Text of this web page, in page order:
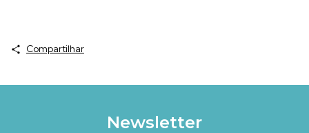
Compartilhar
Newsletter